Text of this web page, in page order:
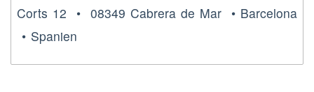
Corts 12 • 08349 Cabrera de Mar • Barcelona
• Spanien